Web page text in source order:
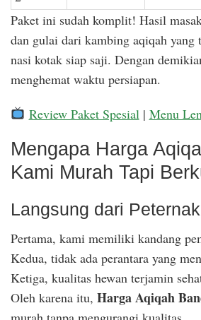
Paket ini sudah komplit! Hasil
dan gulai dari kambing aqiqah yang
nasi kotak siap saji. Dengan
menghemat waktu persiapan.
Review Paket Spesial | Menu
Mengapa Harga
Kami Murah Tapi
Langsung dari Peternak
Pertama, kami memiliki kandang
Kedua, tidak ada perantara yang
Ketiga, kualitas hewan terjamin
Oleh karena itu, Harga Aqiqah